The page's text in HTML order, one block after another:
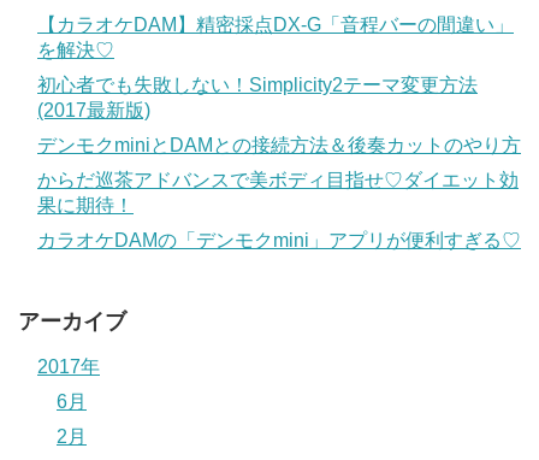
【カラオケDAM】精密採点DX-G「音程バーの間違い」
を解決♡
初心者でも失敗しない！Simplicity2テーマ変更方法
(2017最新版)
デンモクminiとDAMとの接続方法＆後奏カットのやり方
からだ巡茶アドバンスで美ボディ目指せ♡ダイエット効
果に期待！
カラオケDAMの「デンモクmini」アプリが便利すぎる♡
アーカイブ
2017年
6月
2月